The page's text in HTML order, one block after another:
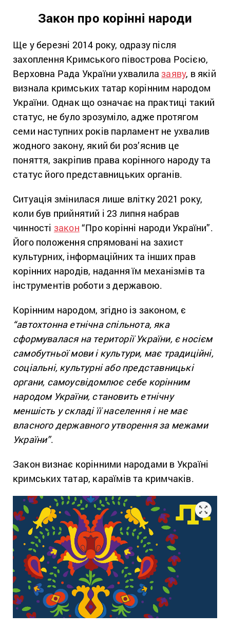
Закон про корінні народи
Ще у березні 2014 року, одразу після
захоплення Кримського півострова Росією,
Верховна Рада України ухвалилазаяву, в якій
визнала кримських татар корінним народом
України. Однак що означає на практиці такий
статус, не було зрозуміло, адже протягом
семи наступних років парламент не ухвалив
жодного закону, який би роз’яснив це
поняття, закріпив права корінного народу та
статус його представницьких органів.
Ситуація змінилася лише влітку 2021 року,
коли був прийнятий і 23 липня набрав
чинності закон “Про корінні народи України”.
Його положення спрямовані на захист
культурних, інформаційних та інших прав
корінних народів, надання їм механізмів та
інструментів роботи з державою.
Корінним народом, згідно із законом, є
“автохтонна етнічна спільнота, яка
сформувалася на території України, є носієм
самобутньої мови і культури, має традиційні,
соціальні, культурні або представницькі
органи, самоусвідомлює себе корінним
народом України, становить етнічну
меншість у складі її населення і не має
власного державного утворення за межами
України”.
Закон визнає корінними народами в Україні
кримських татар, караїмів та кримчаків.